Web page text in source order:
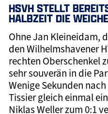
HSVH STELLT
HALBZEIT DIE
Ohne Jan Kleineidam,
den Wilhelmshavener
rechten Oberschenkel
sehr souverän in die
Wenige Sekunden
Tissier gleich einmal
Niklas Weller zum 0:1